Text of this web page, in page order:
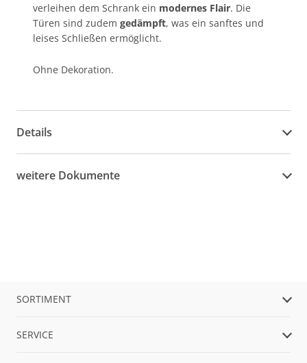
verleihen dem Schrank ein modernes Flair. Die
Türen sind zudem gedämpft, was ein sanftes und
leises Schließen ermöglicht.
Ohne Dekoration.
Details
weitere Dokumente
SORTIMENT
SERVICE